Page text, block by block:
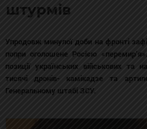
штурмів
Упродовж минулої доби на фронті
попри оголошене Росією
позиції українських військових та
тисячі дронів- камікадзе та
Генеральному штабі ЗСУ.